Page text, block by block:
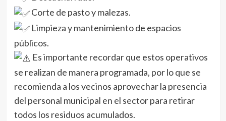
Corte de pasto y malezas.
Limpieza y mantenimiento de espacios
públicos.
Es importante recordar que estos operativos
se realizan de manera programada, por lo que se
recomienda a los vecinos aprovechar la presencia
del personal municipal en el sector para retirar
todos los residuos acumulados.